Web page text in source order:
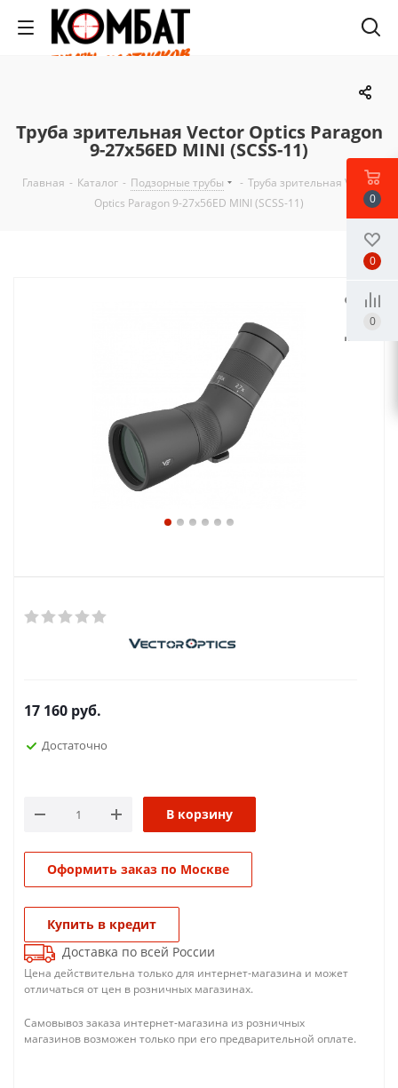
Труба зрительная Vector Optics Paragon
9-27x56ED MINI (SCSS-11)
Главная - Каталог - Подзорные трубы - Труба зрительная Vector
Optics Paragon 9-27x56ED MINI (SCSS-11)
17 160 руб.
Достаточно
В корзину
Оформить заказ по Москве
Купить в кредит
Доставка по всей России
Цена действительна только для интернет-магазина и может
отличаться от цен в розничных магазинах.
Самовывоз заказа интернет-магазина из розничных
магазинов возможен только при его предварительной оплате.
0
0
0